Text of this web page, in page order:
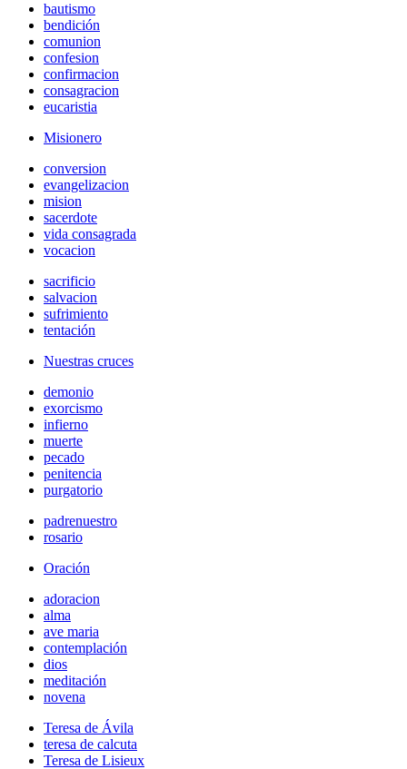
bautismo
bendición
comunion
confesion
confirmacion
consagracion
eucaristia
Misionero
conversion
evangelizacion
mision
sacerdote
vida consagrada
vocacion
sacrificio
salvacion
sufrimiento
tentación
Nuestras cruces
demonio
exorcismo
infierno
muerte
pecado
penitencia
purgatorio
padrenuestro
rosario
Oración
adoracion
alma
ave maria
contemplación
dios
meditación
novena
Teresa de Ávila
teresa de calcuta
Teresa de Lisieux